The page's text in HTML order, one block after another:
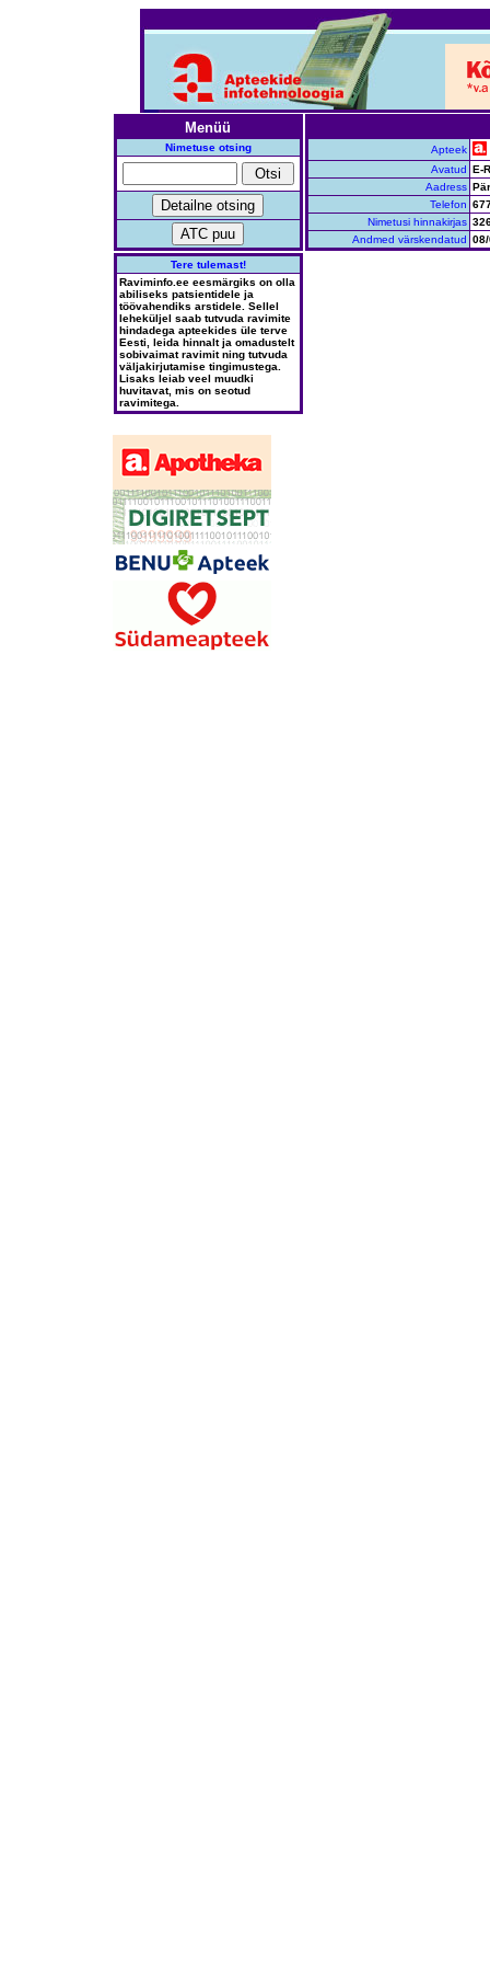
Menüü
Nimetuse otsing
Tere tulemast!
Raviminfo.ee eesmärgiks on olla
abiliseks patsientidele ja
töövahendiks arstidele. Sellel
leheküljel saab tutvuda ravimite
hindadega apteekides üle terve
Eesti, leida hinnalt ja omadustelt
sobivaimat ravimit ning tutvuda
väljakirjutamise tingimustega.
Lisaks leiab veel muudki
huvitavat, mis on seotud
ravimitega.
Apteek
Avatud E-
Aadress
Telefon
Nimetusi hinnakirjas
Andmed värskendatud